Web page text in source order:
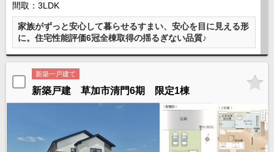
間取：3LDK
家族がずっと安心して暮らせるすまい、安心を目に見える形
に。住宅性能評価6冠全棟取得の揺るぎない品質♪
新築一戸建て
新築戸建 草加市清門6期 限定1棟